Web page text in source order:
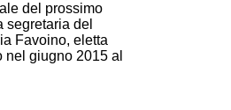
del prossimo
segretaria del
Favoino, eletta
nel giugno 2015 al